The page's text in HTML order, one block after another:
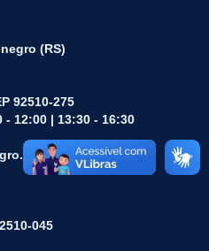
(RS)
92510-275
12:00 | 13:30 - 16:30
045